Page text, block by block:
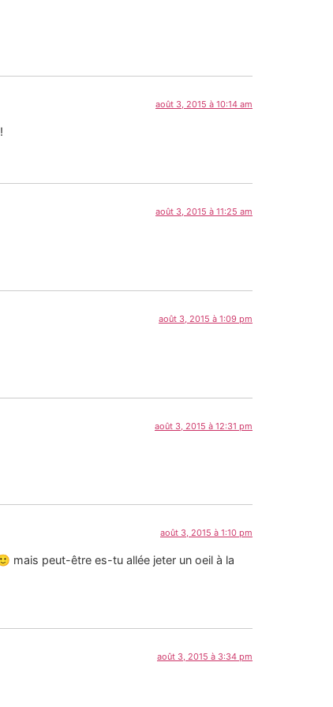
août 3, 2015 à 10:14 am
août 3, 2015 à 11:25 am
août 3, 2015 à 1:09 pm
août 3, 2015 à 12:31 pm
août 3, 2015 à 1:10 pm
mais peut-être es-tu allée jeter un oeil à la
août 3, 2015 à 3:34 pm